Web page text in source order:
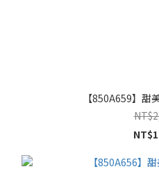
【850A659】甜